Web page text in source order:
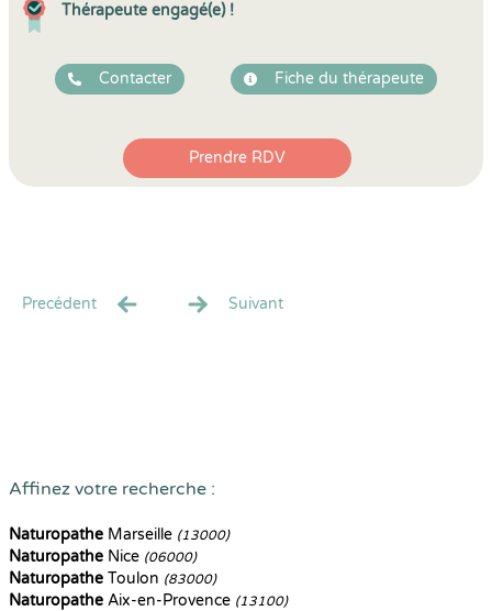
Thérapeute engagé(e) !
Contacter Fiche du thérapeute
Prendre RDV
Precédent Suivant
Affinez votre recherche :
Naturopathe Marseille (13000)
Naturopathe Nice (06000)
Naturopathe Toulon (83000)
Naturopathe Aix-en-Provence (13100)